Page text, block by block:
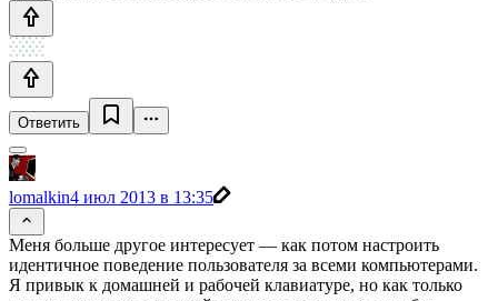
Ответить
lomalkin4 июл 2013 в 13:35
Меня больше другое интересует — как потом настроить
идентичное поведение пользователя за всеми компьютерами.
Я привык к домашней и рабочей клавиатуре, но как только